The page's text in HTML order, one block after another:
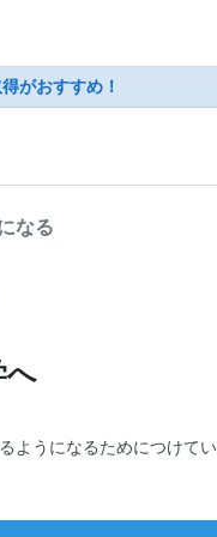
がおすすめ！
なる
へ
ようになるためにつけて